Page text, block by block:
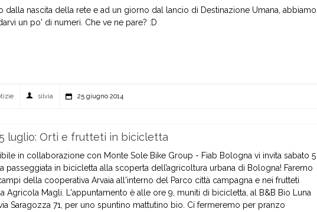
dalla nascita della rete e ad un giorno dal lancio di Destinazione Umana, abbiamo
un po' di numeri. Che ve ne pare? :D
silvia 25 giugno 2014
luglio: Orti e frutteti in bicicletta
in collaborazione con Monte Sole Bike Group - Fiab Bologna vi invita sabato 5
passeggiata in bicicletta alla scoperta dell’agricoltura urbana di Bologna! Faremo
della cooperativa Arvaia all'interno del Parco città campagna e nei frutteti
Agricola Magli. L'appuntamento è alle ore 9, muniti di bicicletta, al B&B Bio Luna
Saragozza 71, per uno spuntino mattutino bio. Ci fermeremo per pranzo